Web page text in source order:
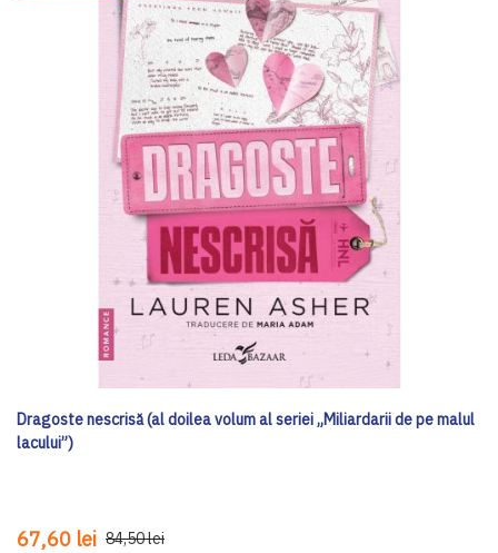
Dragoste nescrisă (al doilea volum al seriei „Miliardarii de pe malul
lacului”)
67,60 lei 84,50 lei